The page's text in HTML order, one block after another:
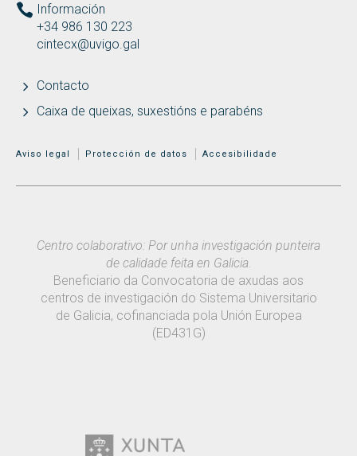
Información
+34 986 130 223
cintecx@uvigo.gal
Contacto
Caixa de queixas, suxestións e parabéns
MENÚ ADICIONAL
Aviso legal Protección de datos Accesibilidade
Centro colaborativo: Por unha investigación punteira
de calidade feita en Galicia.
Beneficiario da Convocatoria de axudas aos
centros de investigación do Sistema Universitario
de Galicia, cofinanciada pola Unión Europea
(ED431G)